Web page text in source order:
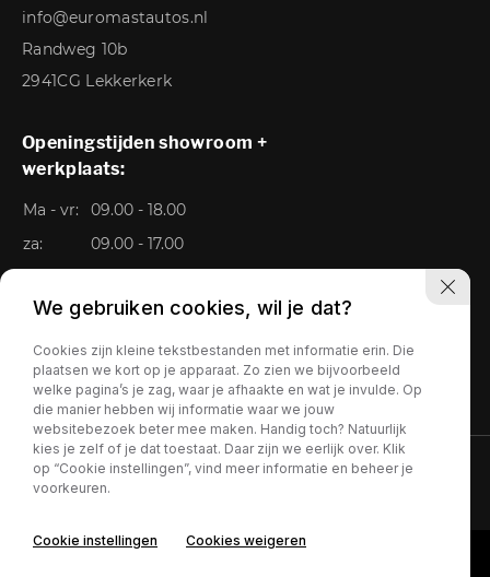
info@euromastautos.nl
Randweg 10b
2941CG Lekkerkerk
Openingstijden showroom +
werkplaats:
Ma - vr:
09.00 - 18.00
za:
09.00 - 17.00
Privacy policy
We gebruiken cookies, wil je dat?
Cookies zijn kleine tekstbestanden met informatie erin. Die
plaatsen we kort op je apparaat. Zo zien we bijvoorbeeld
welke pagina’s je zag, waar je afhaakte en wat je invulde. Op
die manier hebben wij informatie waar we jouw
websitebezoek beter mee maken. Handig toch? Natuurlijk
kies je zelf of je dat toestaat. Daar zijn we eerlijk over. Klik
op “Cookie instellingen”, vind meer informatie en beheer je
voorkeuren.
Cookie instellingen Cookies weigeren